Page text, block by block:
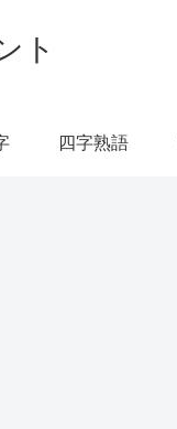
ト
四字熟語